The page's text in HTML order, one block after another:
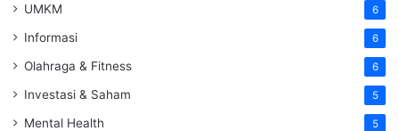
UMKM 6
Informasi 6
Olahraga & Fitness 6
Investasi & Saham 5
Mental Health 5